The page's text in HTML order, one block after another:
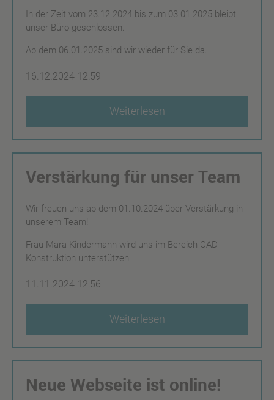
In der Zeit vom 23.12.2024 bis zum 03.01.2025 bleibt
unser Büro geschlossen.
Ab dem 06.01.2025 sind wir wieder für Sie da.
16.12.2024 12:59
Weiterlesen
Verstärkung für unser Team
Wir freuen uns ab dem 01.10.2024 über Verstärkung in
unserem Team!
Frau Mara Kindermann wird uns im Bereich CAD-
Konstruktion unterstützen.
11.11.2024 12:56
Weiterlesen
Neue Webseite ist online!